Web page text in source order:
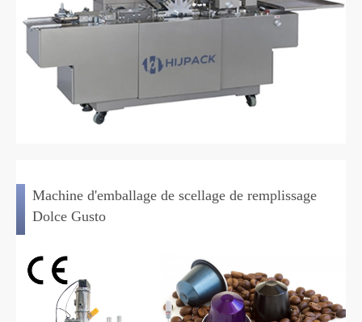
Machine d'emballage de scellage de remplissage
Dolce Gusto